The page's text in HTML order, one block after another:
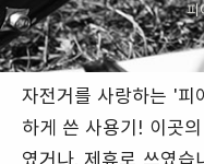
피
자전거를 사랑하는 '피
하게 쓴 사용기! 이곳
였거나, 제휴로 쓰였습